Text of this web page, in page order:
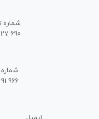
690
شماره
966